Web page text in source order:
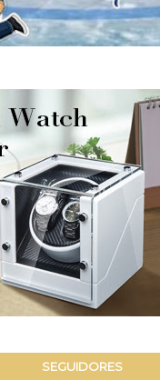
SEGUIDORES